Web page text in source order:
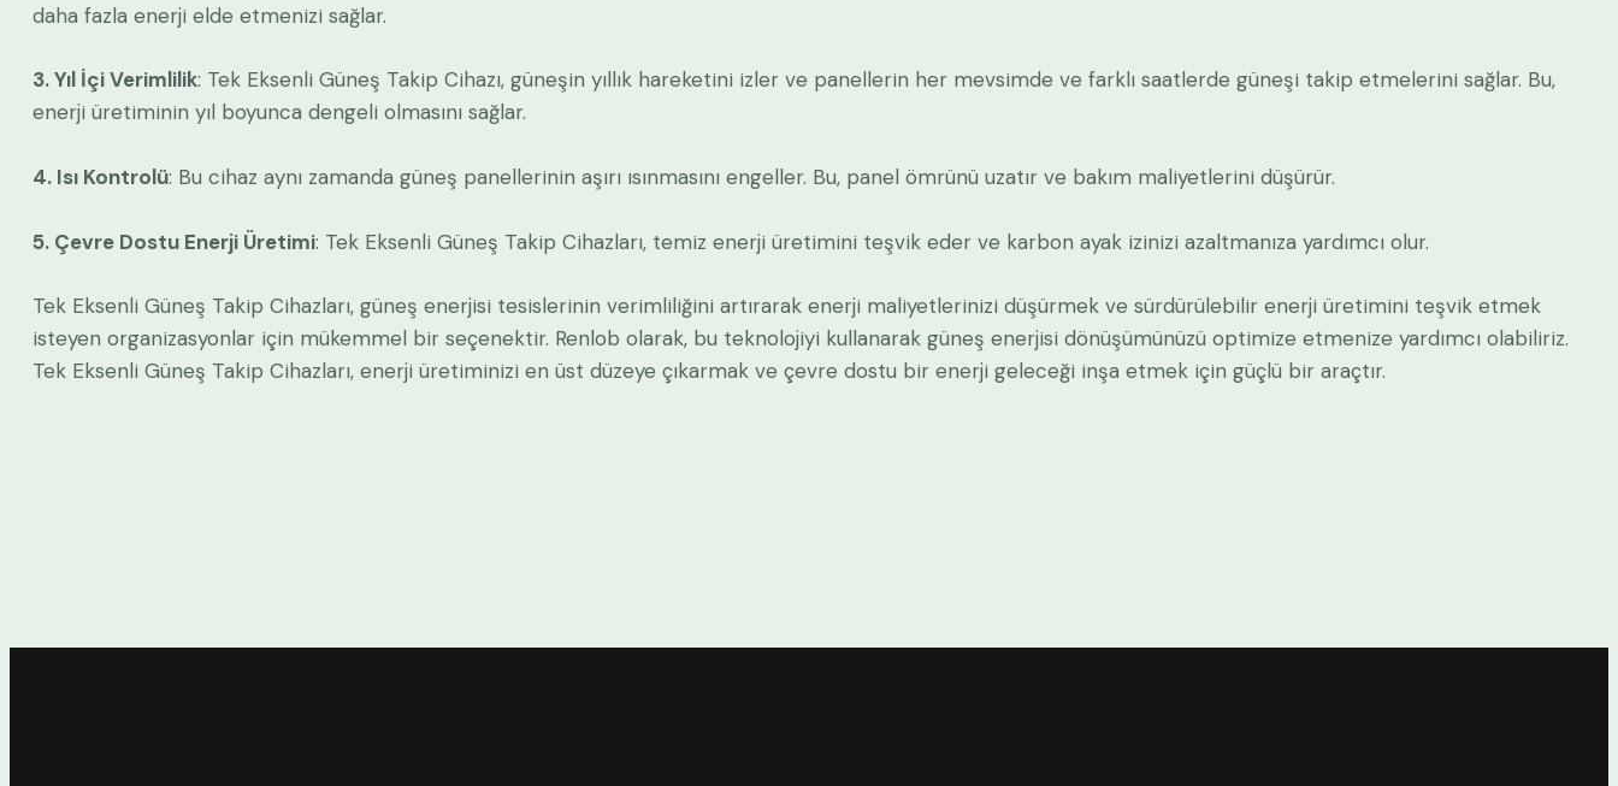
daha fazla enerji elde etmenizi sağlar.
3. Yıl İçi Verimlilik: Tek Eksenli Güneş Takip Cihazı, güneşin yıllık hareketini izler ve panellerin her mevsimde ve farklı saatlerde güneşi takip etmelerini sağlar. Bu,
enerji üretiminin yıl boyunca dengeli olmasını sağlar.
4. Isı Kontrolü: Bu cihaz aynı zamanda güneş panellerinin aşırı ısınmasını engeller. Bu, panel ömrünü uzatır ve bakım maliyetlerini düşürür.
5. Çevre Dostu Enerji Üretimi: Tek Eksenli Güneş Takip Cihazları, temiz enerji üretimini teşvik eder ve karbon ayak izinizi azaltmanıza yardımcı olur.
Tek Eksenli Güneş Takip Cihazları, güneş enerjisi tesislerinin verimliliğini artırarak enerji maliyetlerinizi düşürmek ve sürdürülebilir enerji üretimini teşvik etmek
isteyen organizasyonlar için mükemmel bir seçenektir. Renlob olarak, bu teknolojiyi kullanarak güneş enerjisi dönüşümünüzü optimize etmenize yardımcı olabiliriz.
Tek Eksenli Güneş Takip Cihazları, enerji üretiminizi en üst düzeye çıkarmak ve çevre dostu bir enerji geleceği inşa etmek için güçlü bir araçtır.